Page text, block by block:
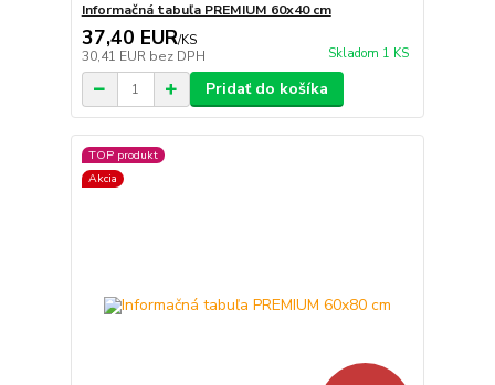
Informačná tabuľa PREMIUM 60x40 cm
37,40 EUR/KS
30,41 EUR bez DPH Skladom 1 KS
Pridať do košíka
TOP produkt
Akcia